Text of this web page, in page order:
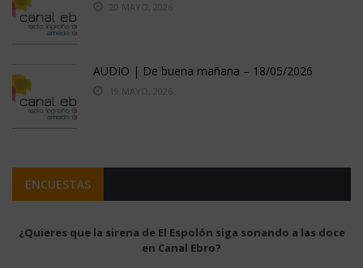
20 MAYO, 2026
AUDIO | De buena mañana – 18/05/2026
19 MAYO, 2026
ENCUESTAS
¿Quieres que la sirena de El Espolón siga sonando a las doce
en Canal Ebro?